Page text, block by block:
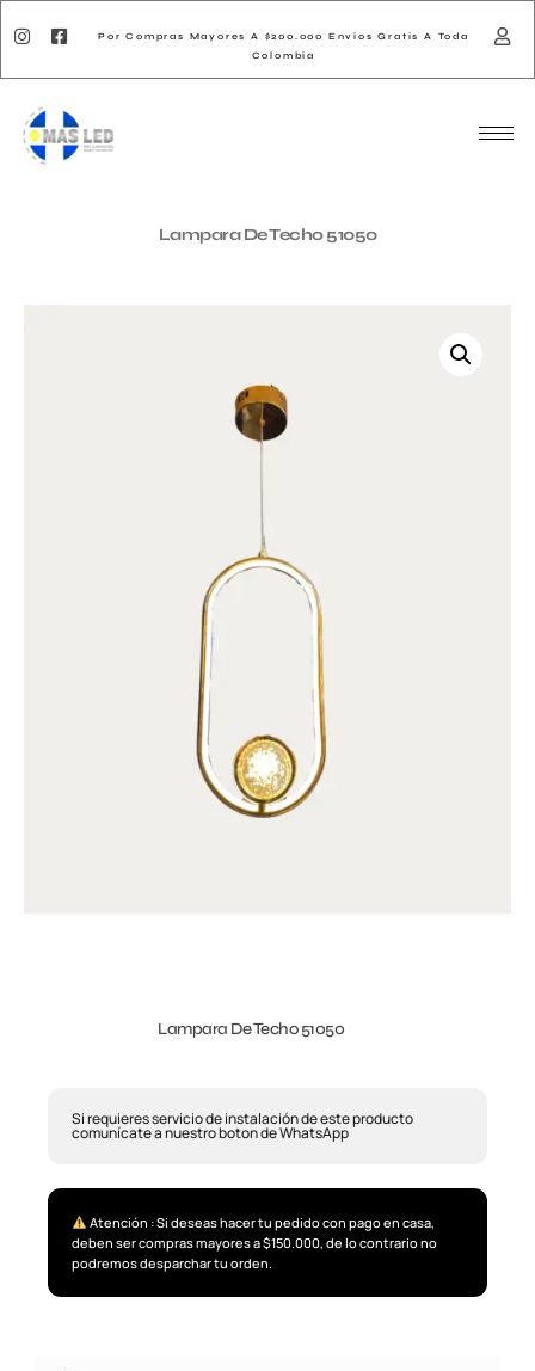
Por Compras Mayores A $200.000 Envios Gratis A Toda
Colombia
Lampara De Techo 51050
Lampara De Techo 51050
Si requieres servicio de instalación de este producto
comunícate a nuestro boton de WhatsApp
Atención : Si deseas hacer tu pedido con pago en casa,
deben ser compras mayores a $150.000, de lo contrario no
podremos desparchar tu orden.